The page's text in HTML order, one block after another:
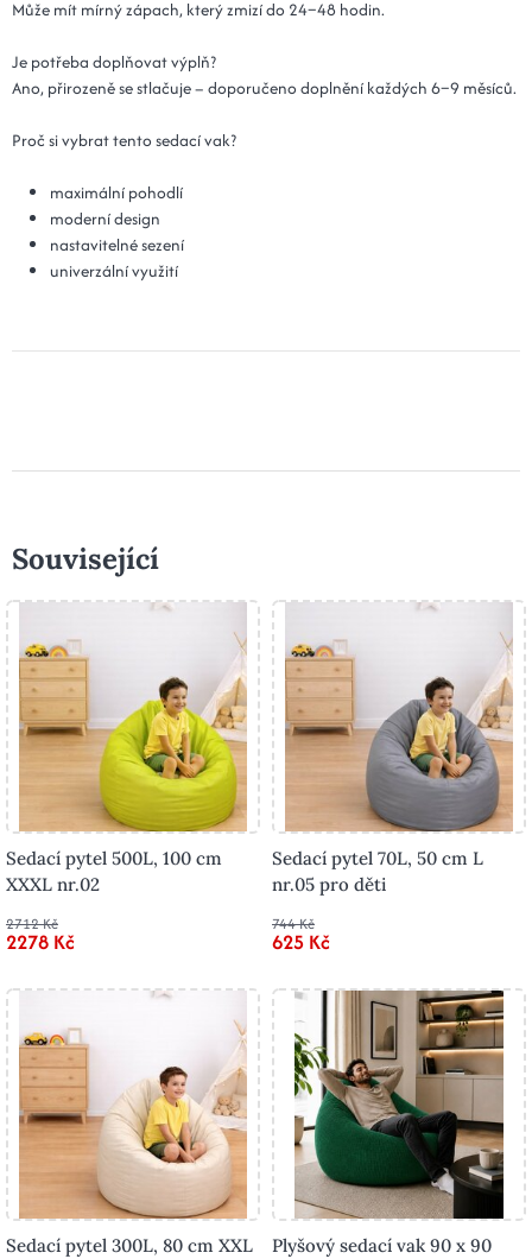
Může mít mírný zápach, který zmizí do 24–48 hodin.
Je potřeba doplňovat výplň?
Ano, přirozeně se stlačuje – doporučeno doplnění každých 6–9 měsíců.
Proč si vybrat tento sedací vak?
maximální pohodlí
moderní design
nastavitelné sezení
univerzální využití
Související
Sedací pytel 500L, 100 cm
XXXL nr.02
2712 Kč
2278 Kč
Sedací pytel 70L, 50 cm L
nr.05 pro děti
744 Kč
625 Kč
Sedací pytel 300L, 80 cm XXL
Plyšový sedací vak 90 x 90